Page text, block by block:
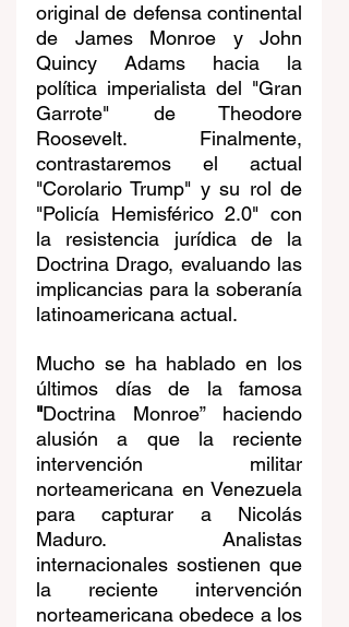
original de defensa continental
de James Monroe y John
Quincy Adams hacia la
política imperialista del "Gran
Garrote" de Theodore
Roosevelt. Finalmente,
contrastaremos el actual
"Corolario Trump" y su rol de
"Policía Hemisférico 2.0" con
la resistencia jurídica de la
Doctrina Drago, evaluando las
implicancias para la soberanía
latinoamericana actual.
Mucho se ha hablado en los
"Doctrina Monroe” haciendo
alusión a que la reciente
intervención militar
norteamericana en Venezuela
para capturar a Nicolás
Maduro. Analistas
internacionales sostienen que
la reciente intervención
norteamericana obedece a los